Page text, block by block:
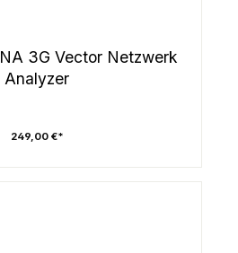
3G Vector Netzwerk
Analyzer
249,00 €*